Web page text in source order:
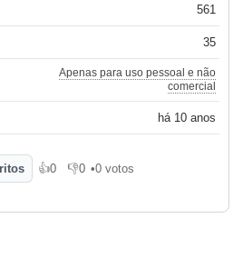
561
35
Apenas para uso pessoal e não
comercial
há 10 anos
👍0
Gosto 👎0
Não gosto
•0 votos